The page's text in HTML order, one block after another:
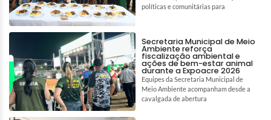
políticas e comunitárias para
Secretaria Municipal de Meio
Ambiente reforça
fiscalização ambiental e
ações de bem-estar animal
durante a Expoacre 2026
Equipes da Secretaria Municipal de
Meio Ambiente acompanham desde a
cavalgada de abertura